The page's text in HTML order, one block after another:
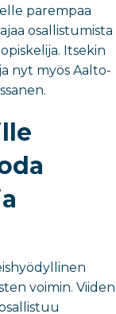
parempaa
osallistumista
Itsekin
nyt myös Aalto-
voimin. Viiden